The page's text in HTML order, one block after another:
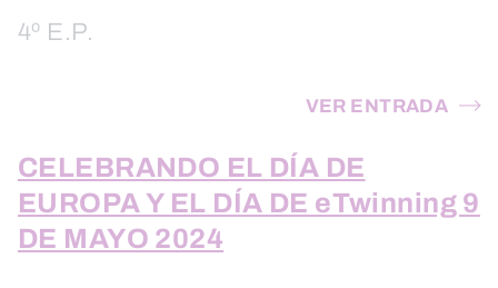
4º E.P.
VER ENTRADA
CELEBRANDO EL DÍA DE
EUROPA Y EL DÍA DE eTwinning 9
DE MAYO 2024